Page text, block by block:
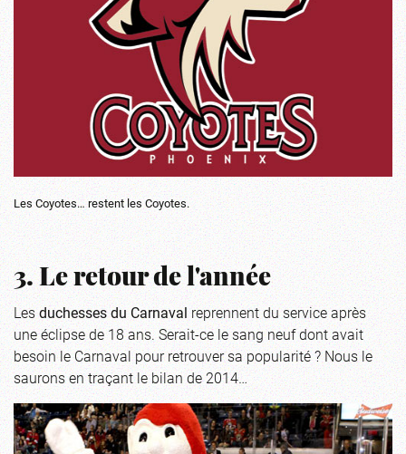
Les Coyotes… restent les Coyotes.
3. Le retour de l'année
Lesduchessesdu Carnavalreprennent du service après
une éclipse de 18 ans. Serait-ce le sang neuf dont avait
besoin le Carnaval pour retrouver sa popularité ? Nous le
saurons en traçant le bilan de 2014…